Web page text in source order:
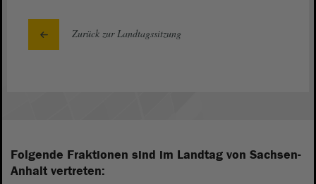
Zurück zur Landtagssitzung
Folgende Fraktionen sind im Landtag von Sachsen-
Anhalt vertreten: